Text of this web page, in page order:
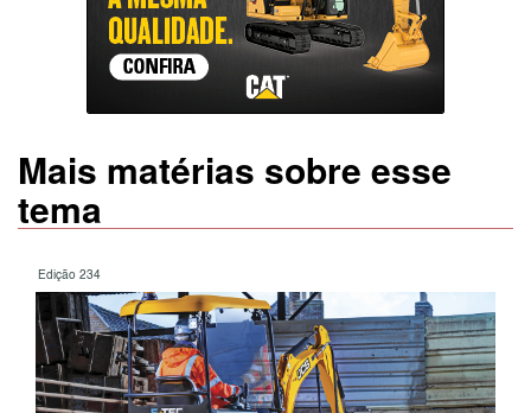
Mais matérias sobre esse
tema
Edição 234